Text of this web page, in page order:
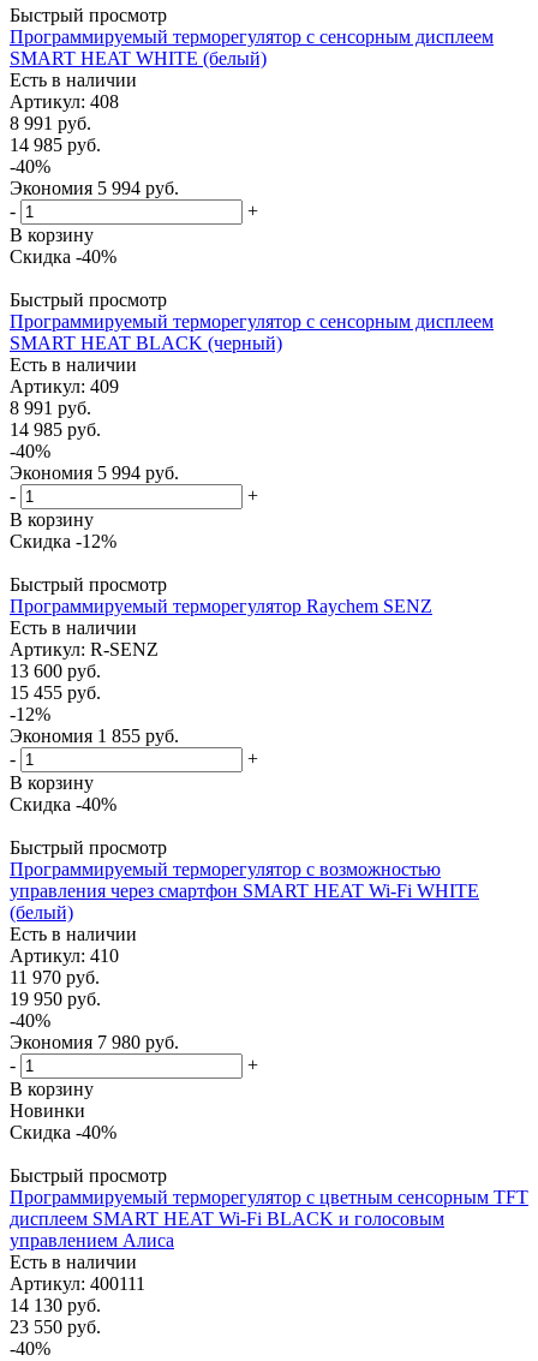
Быстрый просмотр
Программируемый терморегулятор с сенсорным дисплеем
SMART HEAT WHITE (белый)
Есть в наличии
Артикул: 408
8 991 руб.
14 985 руб.
-40%
Экономия 5 994 руб.
-
+
В корзину
Скидка -40%
Быстрый просмотр
Программируемый терморегулятор с сенсорным дисплеем
SMART HEAT BLACK (черный)
Есть в наличии
Артикул: 409
8 991 руб.
14 985 руб.
-40%
Экономия 5 994 руб.
-
+
В корзину
Скидка -12%
Быстрый просмотр
Программируемый терморегулятор Raychem SENZ
Есть в наличии
Артикул: R-SENZ
13 600 руб.
15 455 руб.
-12%
Экономия 1 855 руб.
-
+
В корзину
Скидка -40%
Быстрый просмотр
Программируемый терморегулятор с возможностью
управления через смартфон SMART HEAT Wi-Fi WHITE
(белый)
Есть в наличии
Артикул: 410
11 970 руб.
19 950 руб.
-40%
Экономия 7 980 руб.
-
+
В корзину
Новинки
Скидка -40%
Быстрый просмотр
Программируемый терморегулятор с цветным сенсорным TFT
дисплеем SMART HEAT Wi-Fi BLACK и голосовым
управлением Алиса
Есть в наличии
Артикул: 400111
14 130 руб.
23 550 руб.
-40%